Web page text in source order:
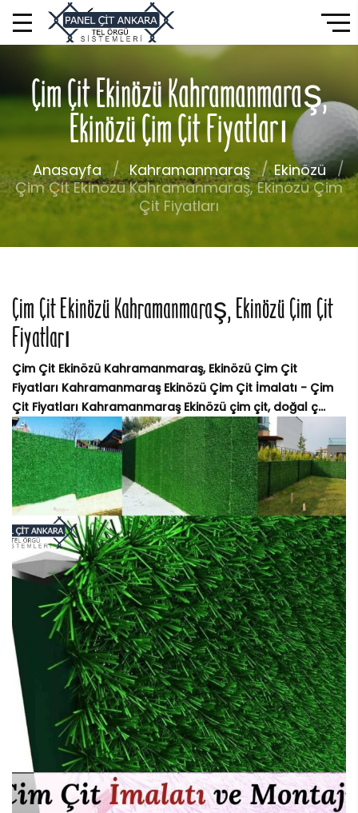
Çim Çit Ekinözü Kahramanmaraş,
Ekinözü Çim Çit Fiyatları
Anasayfa Kahramanmaraş
Ekinözü
Çim Çit Ekinözü Kahramanmaraş, Ekinözü Çim
Çit Fiyatları
Çim Çit Ekinözü Kahramanmaraş, Ekinözü Çim Çit
Fiyatları
Çim Çit Ekinözü Kahramanmaraş, Ekinözü Çim Çit
Fiyatları Kahramanmaraş Ekinözü Çim Çit İmalatı - Çim
Çit Fiyatları Kahramanmaraş Ekinözü çim çit, doğal ç...